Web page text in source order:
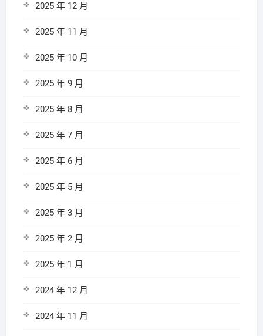
2025 年 12 月
2025 年 11 月
2025 年 10 月
2025 年 9 月
2025 年 8 月
2025 年 7 月
2025 年 6 月
2025 年 5 月
2025 年 3 月
2025 年 2 月
2025 年 1 月
2024 年 12 月
2024 年 11 月